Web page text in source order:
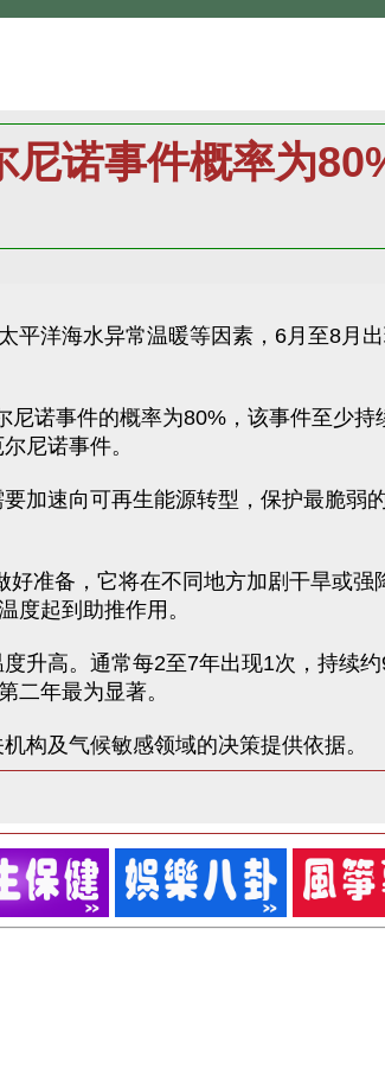
尼诺事件概率为
洋海水异常温暖等因素，6月至8月
事件的概率为80%，该事件至少持
尼诺事件。
速向可再生能源转型，保护最脆弱
准备，它将在不同地方加剧干旱或强
度起到助推作用。
高。通常每2至7年出现1次，持续
二年最为显著。
及气候敏感领域的决策提供依据。